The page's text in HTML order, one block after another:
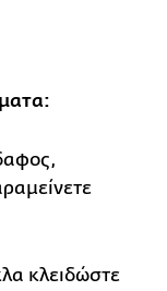
κλειδώστε